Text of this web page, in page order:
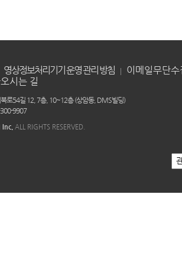
영상정보처리기기 운영 관리 방침
이메일무단
시는 길
로54길 12, 7층, 10~12층 (상암동, DMS빌딩)
9907
ALL RIGHTS RESERVED.